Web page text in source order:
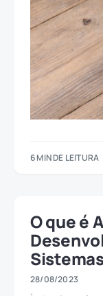
6 MIN DE LEITURA
O que é
28/08/2023